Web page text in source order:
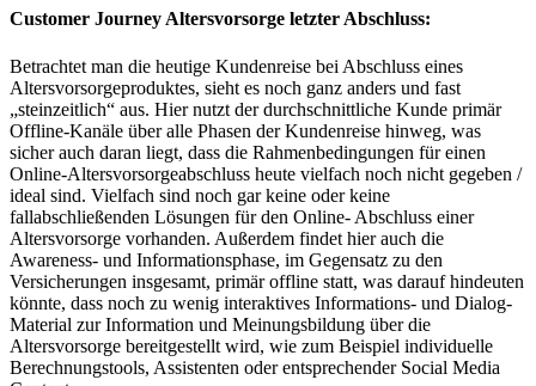
Customer Journey Altersvorsorge letzter Abschluss:
Betrachtet man die heutige Kundenreise bei Abschluss eines
Altersvorsorgeproduktes, sieht es noch ganz anders und fast
„steinzeitlich“ aus. Hier nutzt der durchschnittliche Kunde primär
Offline-Kanäle über alle Phasen der Kundenreise hinweg, was
sicher auch daran liegt, dass die Rahmenbedingungen für einen
Online-Altersvorsorgeabschluss heute vielfach noch nicht gegeben /
ideal sind. Vielfach sind noch gar keine oder keine
fallabschließenden Lösungen für den Online- Abschluss einer
Altersvorsorge vorhanden. Außerdem findet hier auch die
Awareness- und Informationsphase, im Gegensatz zu den
Versicherungen insgesamt, primär offline statt, was darauf hindeuten
könnte, dass noch zu wenig interaktives Informations- und Dialog-
Material zur Information und Meinungsbildung über die
Altersvorsorge bereitgestellt wird, wie zum Beispiel individuelle
Berechnungstools, Assistenten oder entsprechender Social Media